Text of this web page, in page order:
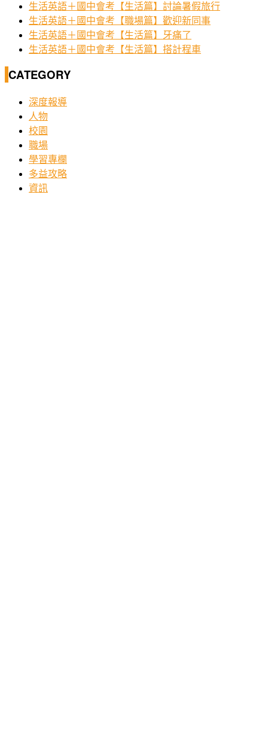
生活英語＋國中會考【生活篇】討論暑假旅行
生活英語＋國中會考【職場篇】歡迎新同事
生活英語＋國中會考【生活篇】牙痛了
生活英語＋國中會考【生活篇】搭計程車
CATEGORY
深度報導
人物
校園
職場
學習專欄
多益攻略
資訊